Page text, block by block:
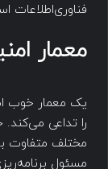
فناوری‌اطلاعات
معمار
یک معمار خوب
را تداعی
مختلف متفاوت
مسئول